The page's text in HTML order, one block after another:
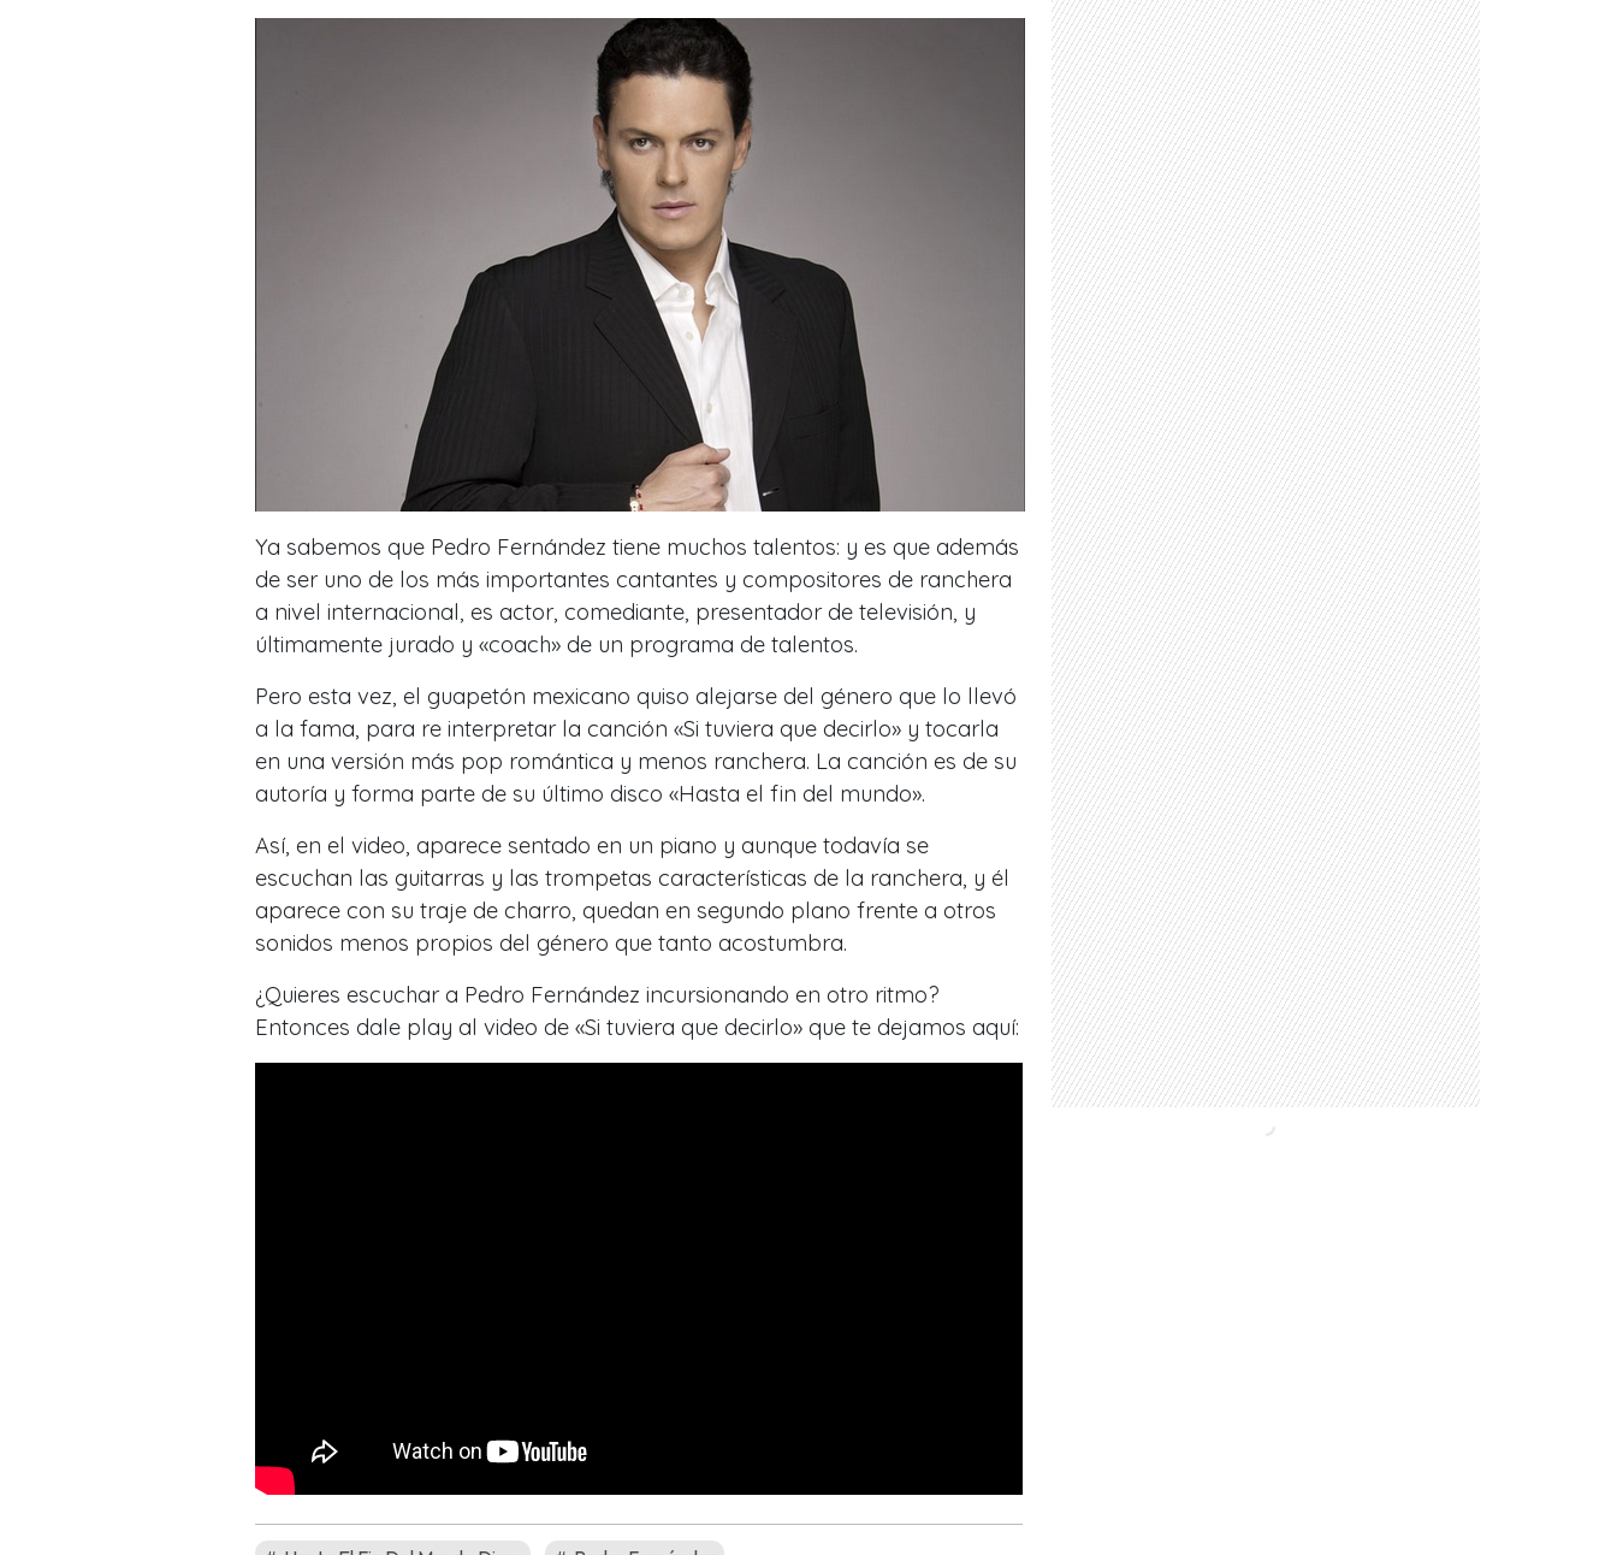
Ya sabemos que Pedro Fernández tiene muchos talentos: y es que además
de ser uno de los más importantes cantantes y compositores de ranchera
a nivel internacional, es actor, comediante, presentador de televisión, y
últimamente jurado y «coach» de un programa de talentos.
Pero esta vez, el guapetón mexicano quiso alejarse del género que lo llevó
a la fama, para re interpretar la canción «Si tuviera que decirlo» y tocarla
en una versión más pop romántica y menos ranchera. La canción es de su
autoría y forma parte de su último disco «Hasta el fin del mundo».
Así, en el video, aparece sentado en un piano y aunque todavía se
escuchan las guitarras y las trompetas características de la ranchera, y él
aparece con su traje de charro, quedan en segundo plano frente a otros
sonidos menos propios del género que tanto acostumbra.
¿Quieres escuchar a Pedro Fernández incursionando en otro ritmo?
Entonces dale play al video de «Si tuviera que decirlo» que te dejamos aquí: